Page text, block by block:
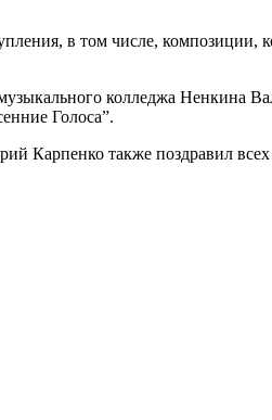
в том числе, композиции,
колледжа Ненкина
Голоса”.
Карпенко также поздравил